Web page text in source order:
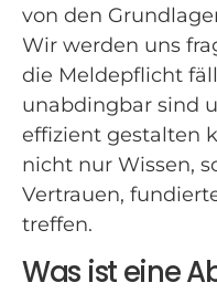
von den
Wir werden uns
die Meldepflicht
unabdingbar sind
effizient gestalten
nicht nur Wissen,
Vertrauen,
treffen.
Was ist eine